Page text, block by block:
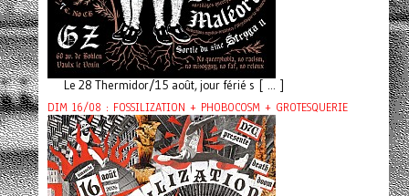
Le 28 Thermidor/15 août, jour férié s [ ... ]
DIM 16/08 : FOSSILIZATION + PHOBOCOSM + GROTESQUERIE